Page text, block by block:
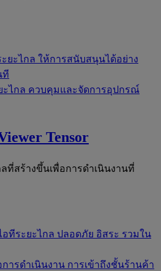
ยะไกล ให้การสนับสนุนได้อย่าง
ที
ะไกล ควบคุมและจัดการอุปกรณ์
Tensor
ที่สร้างขึ้นเพื่อการดำเนินงานที่
ทีระยะไกล ปลอดภัย อิสระ รวมใน
การดำเนินงาน การเข้าถึงชั้นร้านค้า